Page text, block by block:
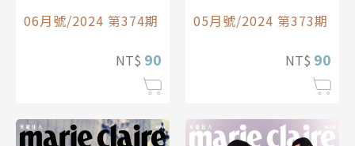
06月號/2024 第374期
NT$ 90
05月號/2024 第373期
NT$ 90